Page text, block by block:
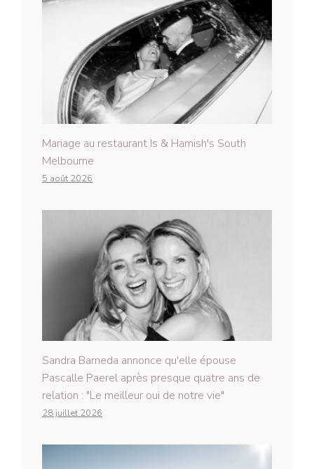
Mariage au restaurant Is & Hamish's South
Melbourne
5 août 2026
Sandra Barneda annonce qu'elle épouse
Pascalle Paerel après presque quatre ans de
relation : "Le meilleur oui de notre vie"
28 juillet 2026